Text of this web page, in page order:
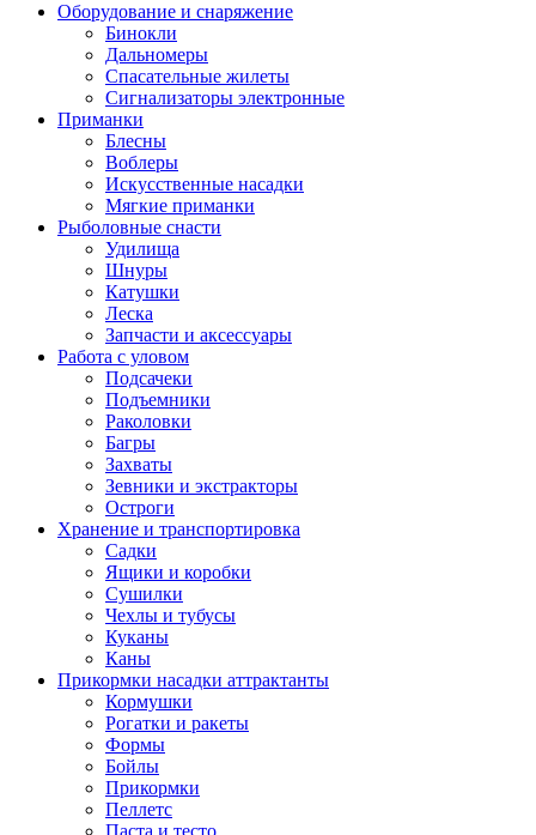
Оборудование и снаряжение
Бинокли
Дальномеры
Спасательные жилеты
Сигнализаторы электронные
Приманки
Блесны
Воблеры
Искусственные насадки
Мягкие приманки
Рыболовные снасти
Удилища
Шнуры
Катушки
Леска
Запчасти и аксессуары
Работа с уловом
Подсачеки
Подъемники
Раколовки
Багры
Захваты
Зевники и экстракторы
Остроги
Хранение и транспортировка
Садки
Ящики и коробки
Сушилки
Чехлы и тубусы
Куканы
Каны
Прикормки насадки аттрактанты
Кормушки
Рогатки и ракеты
Формы
Бойлы
Прикормки
Пеллетс
Паста и тесто